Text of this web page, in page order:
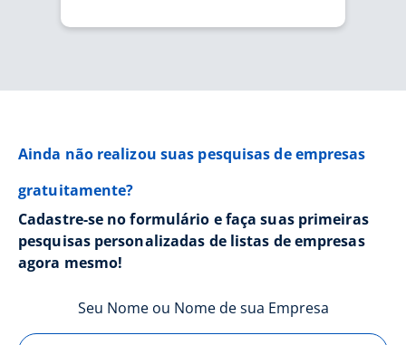
Ainda não realizou suas pesquisas de empresas
gratuitamente?
Cadastre-se no formulário e faça suas primeiras
pesquisas personalizadas de listas de empresas
agora mesmo!
Seu Nome ou Nome de sua Empresa